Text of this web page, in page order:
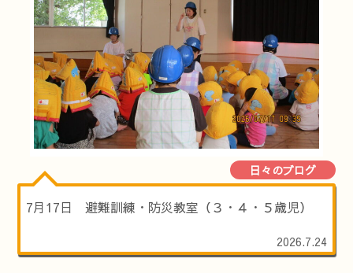
日々のブログ
7月17日 避難訓練・防災教室（３・４・５歳児）
2026.7.24